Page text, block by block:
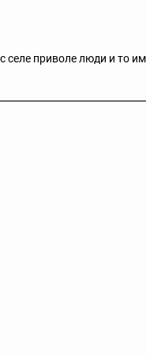
приволе люди и то